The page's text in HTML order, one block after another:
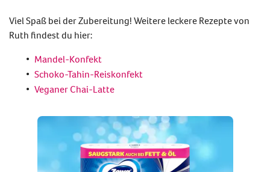
Viel Spaß bei der Zubereitung! Weitere leckere Rezepte von
Ruth findest du hier:
Mandel-Konfekt
Schoko-Tahin-Reiskonfekt
Veganer Chai-Latte